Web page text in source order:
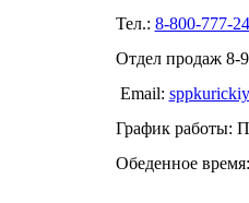
Тел.: 8-800-777-
Отдел продаж 8-
Email:
График работы:
Обеденное